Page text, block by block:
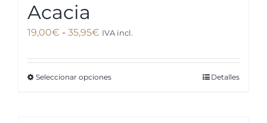
Acacia
19,00€ - 35,95€ Rango
precios:
desde
IVA incl.
Seleccionar opcionesEste
Detalles